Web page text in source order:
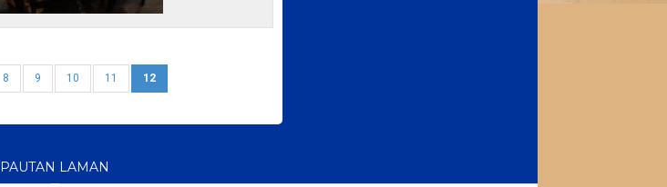
8 9 10 11 12
PAUTAN LAMAN